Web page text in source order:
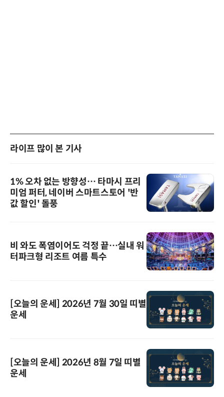
라이프 많이 본 기사
1% 오차 없는 방향성… 타마시 프리
미엄 퍼터, 네이버 스마트스토어 '반
값 할인' 돌풍
비 와도 폭염이어도 걱정 끝…실내 워
터파크형 리조트 여름 특수
[오늘의 운세] 2026년 7월 30일 띠별
운세
[오늘의 운세] 2026년 8월 7일 띠별
운세